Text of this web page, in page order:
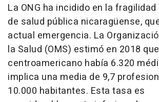
La ONG ha incidido en la
de salud pública nicaragüense,
actual emergencia. La
la Salud (OMS) estimó en 2018
centroamericano había 6.320
implica una media de 9,7
10.000 habitantes. Esta tasa es